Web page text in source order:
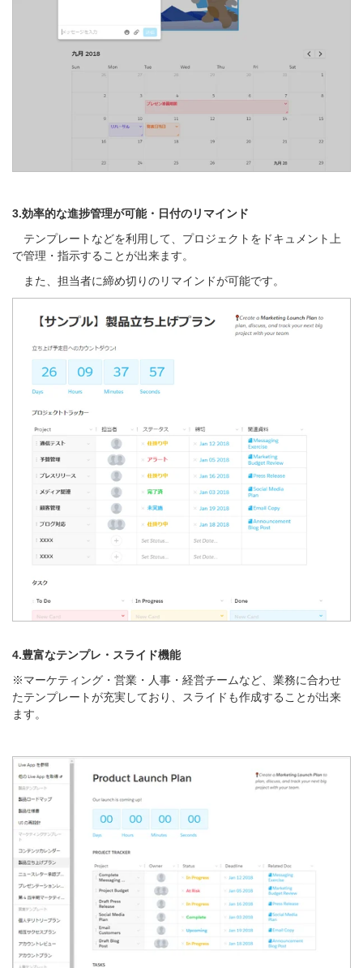
3.効率的な進捗管理が可能・日付のリマインド
テンプレートなどを利用して、プロジェクトをドキュメント上
で管理・指示することが出来ます。
また、担当者に締め切りのリマインドが可能です。
4.豊富なテンプレ・スライド機能
※マーケティング・営業・人事・経営チームなど、業務に合わせ
たテンプレートが充実しており、スライドも作成することが出来
ます。